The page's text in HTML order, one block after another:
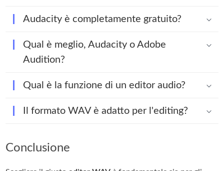
Audacity è completamente gratuito?
Qual è meglio, Audacity o Adobe
Audition?
Qual è la funzione di un editor audio?
Il formato WAV è adatto per l'editing?
Conclusione